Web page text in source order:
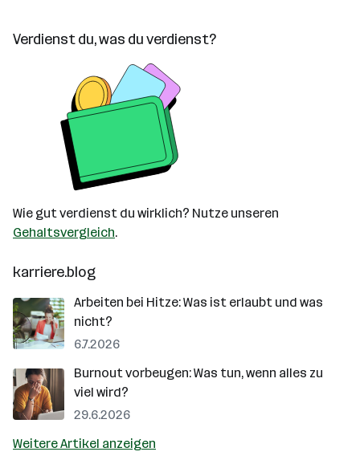
Verdienst du, was du verdienst?
Wie gut verdienst du wirklich? Nutze unseren
Gehaltsvergleich.
karriere.blog
Arbeiten bei Hitze: Was ist erlaubt und was
nicht?
6.7.2026
Burnout vorbeugen: Was tun, wenn alles zu
viel wird?
29.6.2026
Weitere Artikel anzeigen